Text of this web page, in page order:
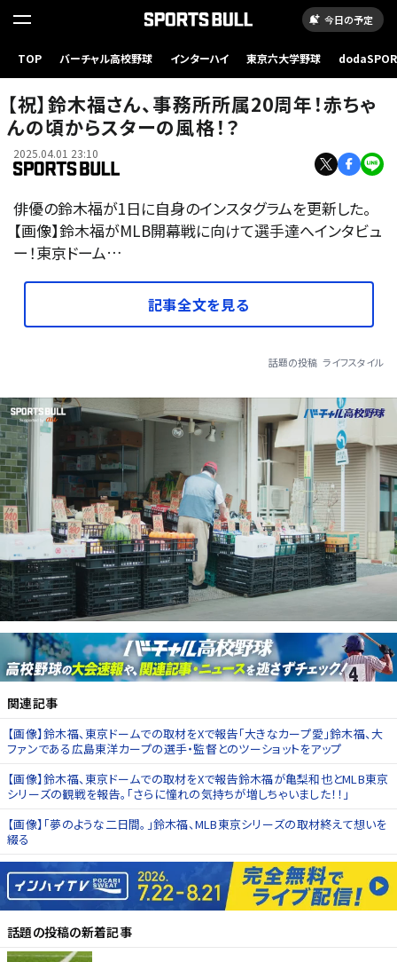
今日の予定
TOP バーチャル高校野球 インターハイ 東京六大学野球
【祝】鈴木福さん、事務所所属20周年！赤ちゃ
んの頃からスターの風格！？
2025.04.01 23:10
俳優の鈴木福が1日に自身のインスタグラムを更新した。
【画像】鈴木福がMLB開幕戦に向けて選手達へインタビュ
ー！東京ドーム…
記事全文を見る
話題の投稿 ライフスタイル
関連記事
【画像】鈴木福、東京ドームでの取材をXで報告「大きなカープ愛」鈴木福、大
ファンである広島東洋カープの選手・監督とのツーショットをアップ
【画像】鈴木福、東京ドームでの取材をXで報告鈴木福が亀梨和也とMLB東京
シリーズの観戦を報告。「さらに憧れの気持ちが増しちゃいました！！」
【画像】「夢のような二日間。」鈴木福、MLB東京シリーズの取材終えて想いを
綴る
話題の投稿の新着記事